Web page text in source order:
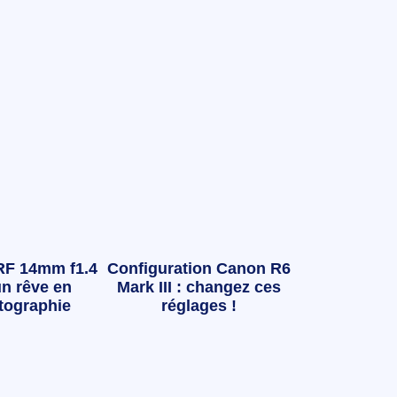
14mm f1.4
rêve en
Configuration Canon R6
Mark III : changez ces
réglages !